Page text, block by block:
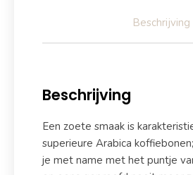
Beschrijving
Beschrijving
Een zoete smaak is
superieure Arabica
je met name met het puntje